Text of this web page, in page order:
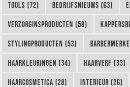
TOOLS (72) BEDRIJFSNIEUWS (63)
VERZORGINSPRODUCTEN (58)
STYLINGPRODUCTEN (53)
HAARKLEURINGEN (34) HAARVERF (33)
HAARCOSMETICA (28) INTERIEUR (26)